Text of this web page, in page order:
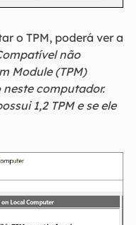
o TPM, poderá ver a
não
Module (TPM)
computador.
1,2 TPM e se ele